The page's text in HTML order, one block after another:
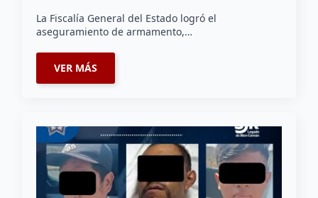
La Fiscalía General del Estado logró el
aseguramiento de armamento,…
VER MÁS